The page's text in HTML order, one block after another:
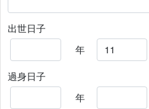
出世日子
年
過身日子
年